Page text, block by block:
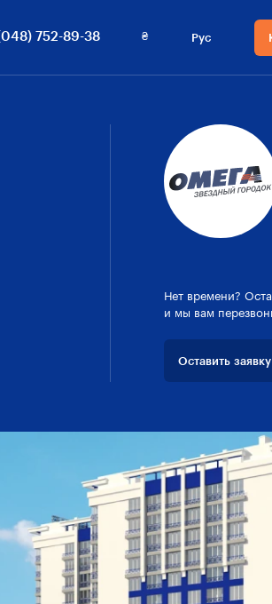
752-89-38 ₴
Валюта на сайте
$ Доллары
Рус
Язык сайта
Українська
Нет времени?
и мы вам
Оставить заявку